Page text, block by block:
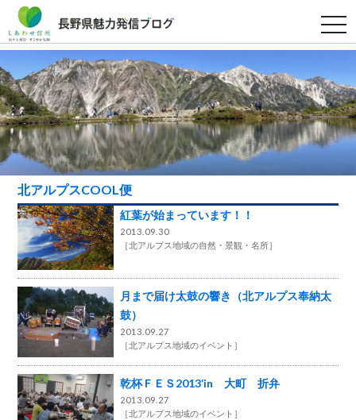
t
o
g
e
n
a
v
i
g
i
北アルプスCOOL便
紅葉が始まっています！！
2013.09.30
［北アルプス地域の自然・景観・名所］
月まで届け太鼓の響き（北アルプス奉納太
鼓）
2013.09.27
［北アルプス地域のイベント ］
乾杯ＦＥＳ2013‘in 大町 折弁
2013.09.27
［北アルプス地域のイベント ］